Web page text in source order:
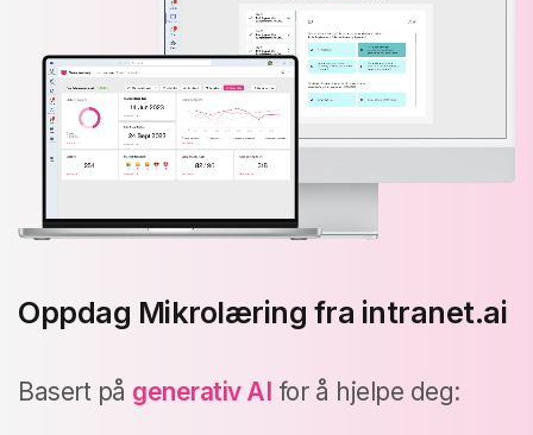
Oppdag Mikrolæring fra intranet.ai
Basert på generativ AI for å hjelpe deg: